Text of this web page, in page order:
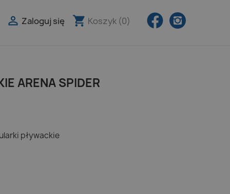
Facebook
shopping_cart Koszyk (0)
 Zaloguj się
ARENA SPIDER
pływackie